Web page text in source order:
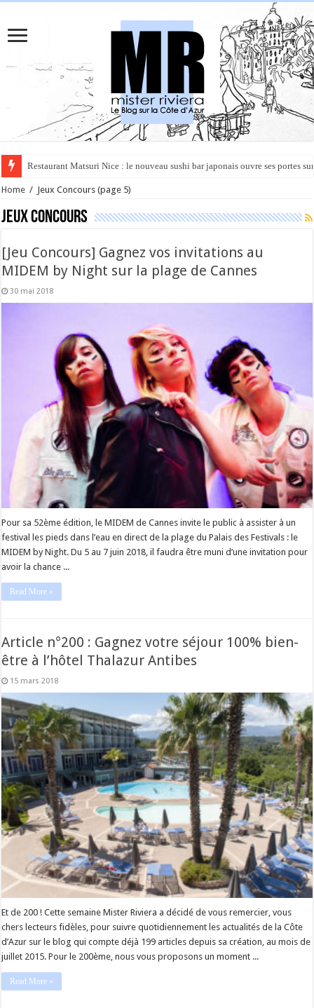
Rüya à Cannes : le restaurant éphémère de l’Hôtel Carlton pour un
Home / Jeux Concours (page 5)
Jeux Concours
[Jeu Concours] Gagnez vos invitations au
MIDEM by Night sur la plage de Cannes
30 mai 2018
Pour sa 52ème édition, le MIDEM de Cannes invite le public à assister à un
festival les pieds dans l’eau en direct de la plage du Palais des Festivals : le
MIDEM by Night. Du 5 au 7 juin 2018, il faudra être muni d’une invitation pour
avoir la chance ...
Read More »
Article n°200 : Gagnez votre séjour 100% bien-
être à l’hôtel Thalazur Antibes
15 mars 2018
Et de 200 ! Cette semaine Mister Riviera a décidé de vous remercier, vous
chers lecteurs fidèles, pour suivre quotidiennement les actualités de la Côte
d’Azur sur le blog qui compte déjà 199 articles depuis sa création, au mois de
juillet 2015. Pour le 200ème, nous vous proposons un moment ...
Read More »